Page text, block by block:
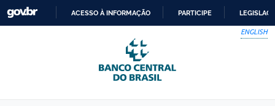
Skip to main content
PARA
O
CONTEÚDO
ACESSO À INFORMAÇÃO PARTICIPE
ENGLISH